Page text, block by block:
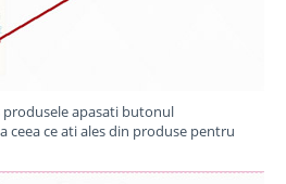
produsele apasati butonul
ceea ce ati ales din produse pentru